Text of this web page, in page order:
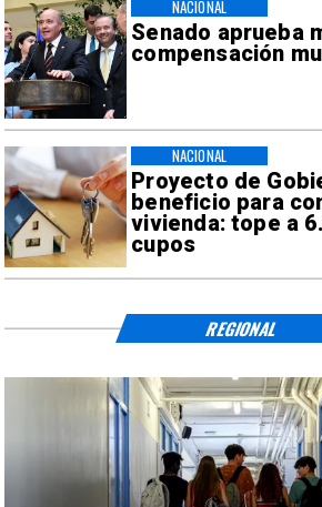
Senado aprueba
compensación
NACIONAL
Proyecto de
beneficio para
vivienda: tope a
cupos
NACIONAL
REGIONAL